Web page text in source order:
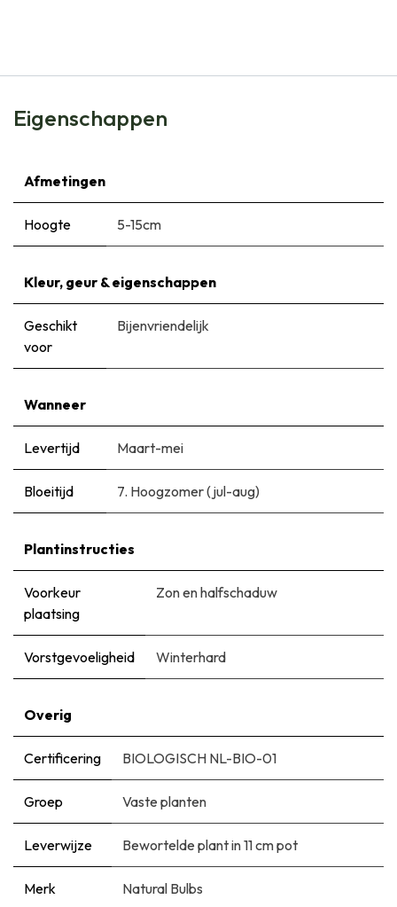
Eigenschappen
Afmetingen
Hoogte 5-15cm
Kleur, geur & eigenschappen
Geschikt
voor
Bijenvriendelijk
Wanneer
Levertijd Maart-mei
Bloeitijd 7. Hoogzomer (jul-aug)
Plantinstructies
Voorkeur
plaatsing
Zon en halfschaduw
Vorstgevoeligheid Winterhard
Overig
Certificering BIOLOGISCH NL-BIO-01
Groep Vaste planten
Leverwijze Bewortelde plant in 11 cm pot
Merk Natural Bulbs